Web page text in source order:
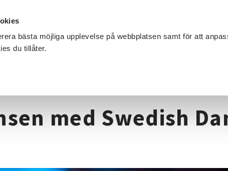
bästa möjliga upplevelse på webbplatsen samt för att
du tillåter.
SÖK KURSER OCH EVENEMANG
med Swedish